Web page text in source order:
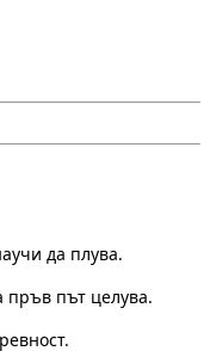
да плува.
пръв път целува.